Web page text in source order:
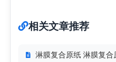
相关文章推荐
淋膜复合原纸 淋膜复合